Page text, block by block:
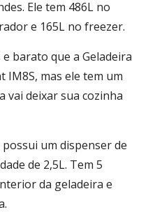
Ele tem 486L no
e 165L no freezer.
barato que a Geladeira
mas ele tem um
vai deixar sua cozinha
um dispenser de
de 2,5L. Tem 5
da geladeira e